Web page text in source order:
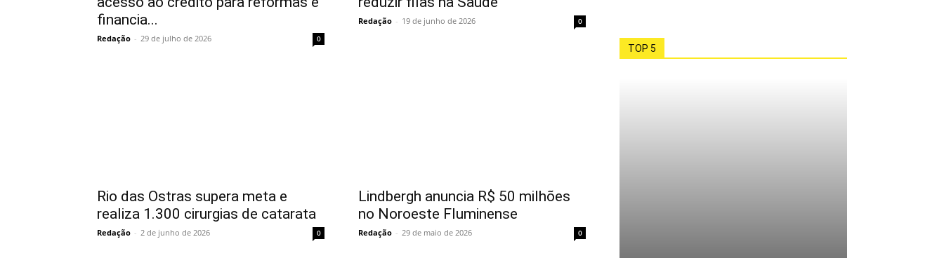
financia...
Redação - 29 de julho de 2026 0
Redação - 19 de junho de 2026 0
Rio das Ostras supera meta e
realiza 1.300 cirurgias de catarata
Redação - 2 de junho de 2026 0
Lindbergh anuncia R$ 50 milhões
no Noroeste Fluminense
Redação - 29 de maio de 2026 0
TOP 5